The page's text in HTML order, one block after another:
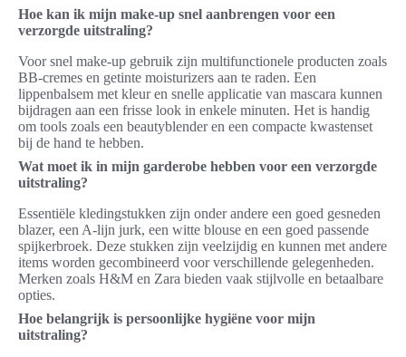
Hoe kan ik mijn make-up snel aanbrengen voor een
verzorgde uitstraling?
Voor snel make-up gebruik zijn multifunctionele producten zoals
BB-cremes en getinte moisturizers aan te raden. Een
lippenbalsem met kleur en snelle applicatie van mascara kunnen
bijdragen aan een frisse look in enkele minuten. Het is handig
om tools zoals een beautyblender en een compacte kwastenset
bij de hand te hebben.
Wat moet ik in mijn garderobe hebben voor een verzorgde
uitstraling?
Essentiële kledingstukken zijn onder andere een goed gesneden
blazer, een A-lijn jurk, een witte blouse en een goed passende
spijkerbroek. Deze stukken zijn veelzijdig en kunnen met andere
items worden gecombineerd voor verschillende gelegenheden.
Merken zoals H&M en Zara bieden vaak stijlvolle en betaalbare
opties.
Hoe belangrijk is persoonlijke hygiëne voor mijn
uitstraling?